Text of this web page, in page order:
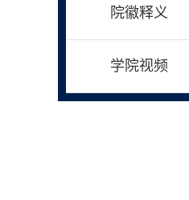
院徽释义
学院视频